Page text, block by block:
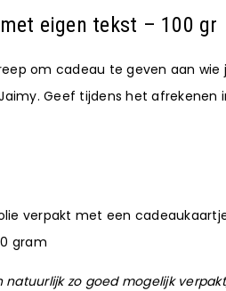
eigen tekst – 100 gr
om cadeau te geven aan
Geef tijdens het
verpakt met een
gram
zo goed mogelijk